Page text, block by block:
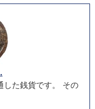
した銭貨です。 その